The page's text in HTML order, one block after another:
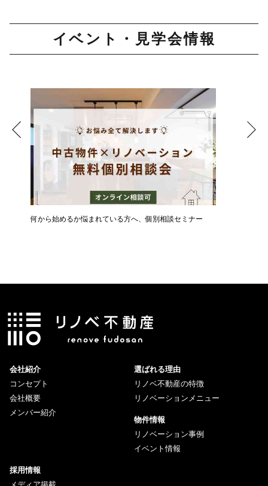
イベント・見学会情報
何から始めるか悩まれている方へ、個別相談セミナー
会社紹介
コンセプト
会社概要
メンバー紹介
選ばれる理由
リノベ不動産の特徴
リノベーションメニュー
物件情報
リノベーション事例
イベント情報
採用情報